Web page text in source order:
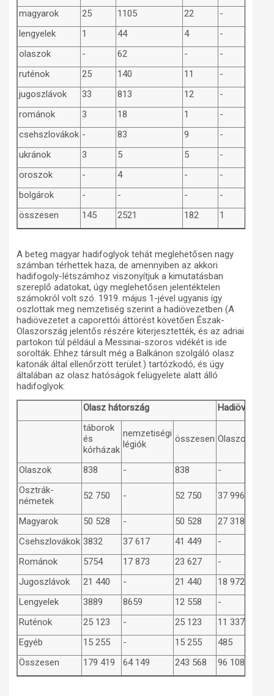
magyarok 25 1105 22
-
lengyelek
1 44 4
-
olaszok
- 62 -
-
ruténok
25 140 11
-
jugoszlávok
33 813 12
-
románok
3 18 1
-
csehszlovákok - 83 9
-
ukránok
3 5 5
-
oroszok
- 4 -
-
bolgárok
- - -
-
összesen
145 2521 182 1
A beteg magyar hadifoglyok tehát meglehetősen nagy
számban térhettek haza, de amennyiben az akkori
hadifogoly-létszámhoz viszonyítjuk a kimutatásban
szereplő adatokat, úgy meglehetősen jelentéktelen
számokról volt szó. 1919. május 1-jével ugyanis így
oszlottak meg nemzetiség szerint a hadiövezetben (A
hadiövezetet a caporettói áttörést követően Észak-
Olaszország jelentős részére kiterjesztették, és az adriai
partokon túl például a Messinai-szoros vidékét is ide
sorolták. Ehhez társult még a Balkánon szolgáló olasz
katonák által ellenőrzött terület.) tartózkodó, és úgy
általában az olasz hatóságok felügyelete alatt álló
hadifoglyok:
Olasz hátország
Hadiövezet
táborok
és
kórházak
nemzetiségi
légiók
összesen Olaszország
Olaszok 838 - 838 -
Osztrák-
németek
52 750 - 52 750 37 996
Magyarok 50 528 - 50 528 27 318
Csehszlovákok 3832 37 617 41 449 -
Románok
5754 17 873 23 627 -
Jugoszlávok
21 440 - 21 440 18 972
Lengyelek
3889 8659 12 558 -
Ruténok
25 123 - 25 123 11 337
Egyéb
15 255 - 15 255 485
Összesen
179 419 64 149 243 568 96 108